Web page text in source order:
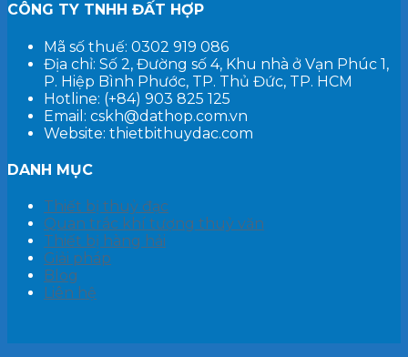
CÔNG TY TNHH ĐẤT HỢP
Mã số thuế: 0302 919 086
Địa chỉ: Số 2, Đường số 4, Khu nhà ở Vạn Phúc 1,
P. Hiệp Bình Phước, TP. Thủ Đức, TP. HCM
Hotline: (+84) 903 825 125
Email: cskh@dathop.com.vn
Website: thietbithuydac.com
DANH MỤC
Thiết bị thuỷ đạc
Quan trắc khí tượng thuỷ văn
Thiết bị hàng hải
Giải pháp
Blog
Liên hệ